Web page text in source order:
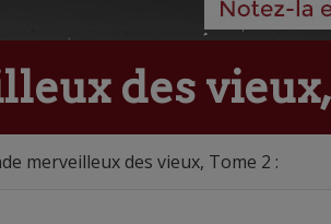
des vieux,
merveilleux des vieux, Tome 2 :